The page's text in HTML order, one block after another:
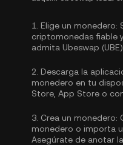
1. Elige un monedero:
criptomonedas fiable
admita Ubeswap (UBE).
2. Descarga la
monedero en tu
Store, App Store o
3. Crea un monedero:
monedero o importa
Asegúrate de anotar